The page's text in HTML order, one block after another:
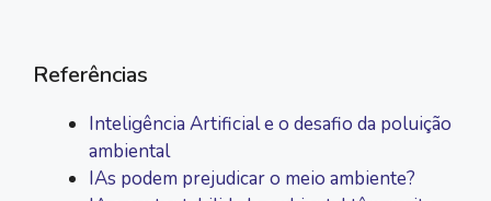
Referências
Inteligência Artificial e o desafio da poluição
ambiental
IAs podem prejudicar o meio ambiente?